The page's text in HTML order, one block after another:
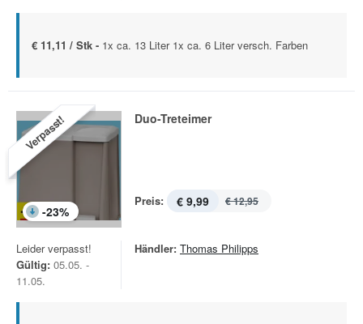
€ 11,11 / Stk - 1x ca. 13 Liter 1x ca. 6 Liter versch. Farben
Verpasst!
-23%
Duo-Treteimer
Preis: € 9,99 € 12,95
Leider verpasst!
Gültig: 05.05. -
11.05.
Händler: Thomas Philipps